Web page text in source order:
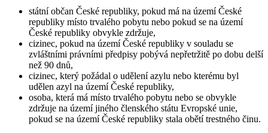
státní občan České republiky, pokud má na území České
republiky místo trvalého pobytu nebo pokud se na území
České republiky obvykle zdržuje,
cizinec, pokud na území České republiky v souladu se
zvláštními právními předpisy pobývá nepřetržitě po dobu delší
než 90 dnů,
cizinec, který požádal o udělení azylu nebo kterému byl
udělen azyl na území České republiky,
osoba, která má místo trvalého pobytu nebo se obvykle
zdržuje na území jiného členského státu Evropské unie,
pokud se na území České republiky stala obětí trestného činu.